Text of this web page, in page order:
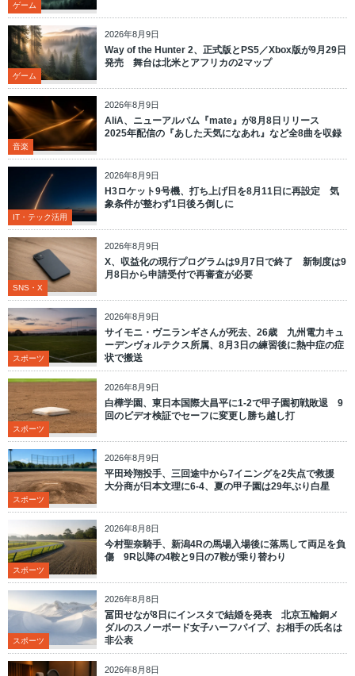
ゲーム
2026年8月9日
ゲーム
Way of the Hunter 2、正式版とPS5／Xbox版が9月29日
発売 舞台は北米とアフリカの2マップ
2026年8月9日
音楽
AliA、ニューアルバム『mate』が8月8日リリース
2025年配信の『あした天気になあれ』など全8曲を収録
2026年8月9日
IT・テック活用
H3ロケット9号機、打ち上げ日を8月11日に再設定 気
象条件が整わず1日後ろ倒しに
2026年8月9日
SNS・X
X、収益化の現行プログラムは9月7日で終了 新制度は9
月8日から申請受付で再審査が必要
2026年8月9日
スポーツ
サイモニ・ヴニランギさんが死去、26歳 九州電力キュ
ーデンヴォルテクス所属、8月3日の練習後に熱中症の症
状で搬送
2026年8月9日
スポーツ
白樺学園、東日本国際大昌平に1-2で甲子園初戦敗退 9
回のビデオ検証でセーフに変更し勝ち越し打
2026年8月9日
スポーツ
平田玲翔投手、三回途中から7イニングを2失点で救援
大分商が日本文理に6-4、夏の甲子園は29年ぶり白星
2026年8月8日
スポーツ
今村聖奈騎手、新潟4Rの馬場入場後に落馬して両足を負
傷 9R以降の4鞍と9日の7鞍が乗り替わり
2026年8月8日
スポーツ
冨田せなが8日にインスタで結婚を発表 北京五輪銅メ
ダルのスノーボード女子ハーフパイプ、お相手の氏名は
非公表
2026年8月8日